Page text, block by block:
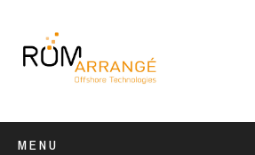
MENU